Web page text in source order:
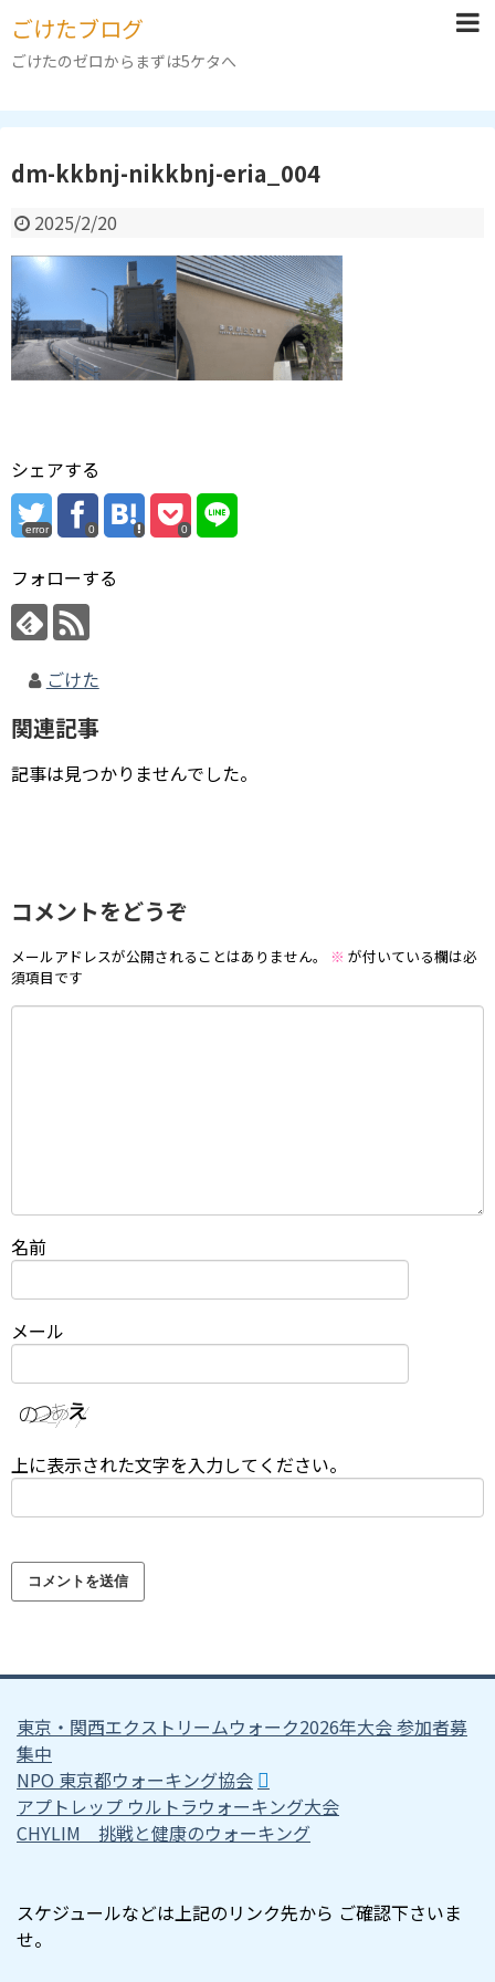
ごけたブログ
ごけたのゼロからまずは5ケタへ
dm-kkbnj-nikkbnj-eria_004
2025/2/20
シェアする
error 0 0
フォローする
ごけた
関連記事
記事は見つかりませんでした。
コメントをどうぞ
メールアドレスが公開されることはありません。 ※ が付いている欄は必
須項目です
名前
メール
上に表示された文字を入力してください。
東京・関西エクストリームウォーク2026年大会 参加者募
集中
NPO 東京都ウォーキング協会
アプトレップ ウルトラウォーキング大会
CHYLIM 挑戦と健康のウォーキング
スケジュールなどは上記のリンク先から ご確認下さいま
せ。